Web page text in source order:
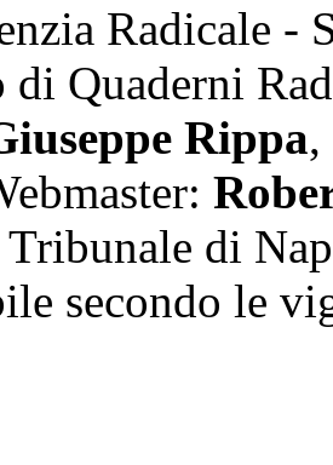
Radicale -
di Quaderni
Rippa,
Tribunale di
secondo le